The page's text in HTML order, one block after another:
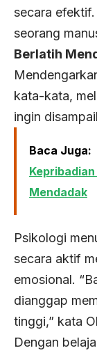
secara
seorang
Berlatih
kata-kata,
ingin
Baca Juga:
Mendadak
Psikologi
secara aktif
emosional.
dianggap
tinggi,” kata
Dengan